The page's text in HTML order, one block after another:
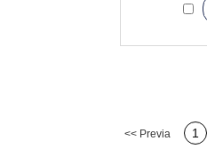
<< Previa 1